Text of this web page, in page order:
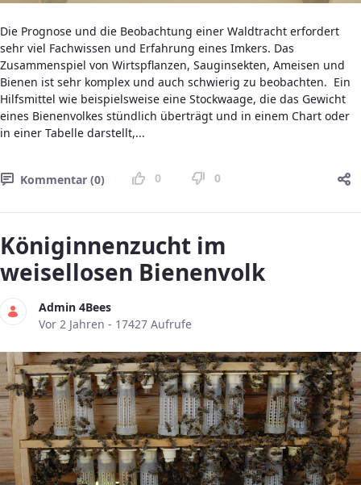
Die Prognose und die Beobachtung einer Waldtracht erfordert
sehr viel Fachwissen und Erfahrung eines Imkers. Das
Zusammenspiel von Wirtspflanzen, Sauginsekten, Ameisen und
Bienen ist sehr komplex und auch schwierig zu beobachten. Ein
Hilfsmittel wie beispielsweise eine Stockwaage, die das Gewicht
eines Bienenvolkes stündlich überträgt und in einem Chart oder
in einer Tabelle darstellt,...
Kommentar (0) 0 0
Königinnenzucht im
weisellosen Bienenvolk
Admin 4Bees
Publikationsdatum
Vor 2 Jahren - 17427 Aufrufe